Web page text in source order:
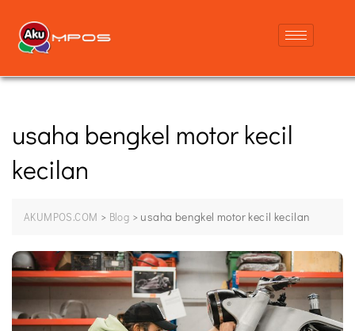
usaha bengkel motor kecil
kecilan
AKUMPOS.COM > Blog > usaha bengkel motor kecil kecilan